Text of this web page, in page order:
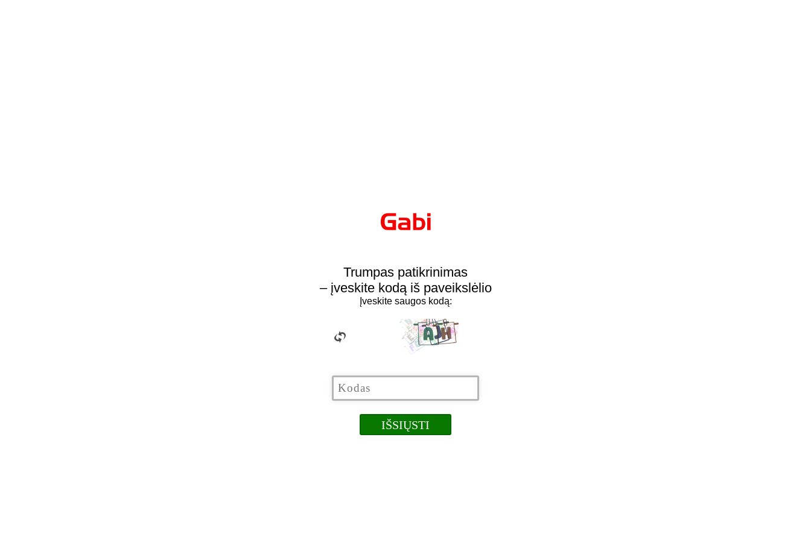
Trumpas patikrinimas
– įveskite kodą iš paveikslėlio
Įveskite saugos kodą: